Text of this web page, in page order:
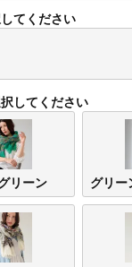
てください
してください
リーン グリー